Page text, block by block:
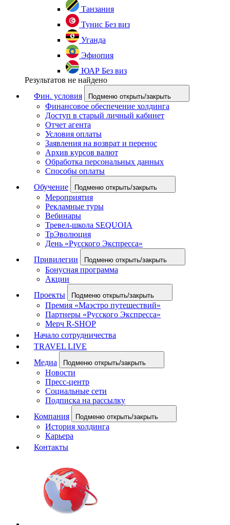
Танзания
Тунис Без виз
Уганда
Эфиопия
ЮАР Без виз
Результатов не найдено
Фин. условия
Подменю открыть/закрыть
Финансовое обеспечение холдинга
Доступ в старый личный кабинет
Отчет агента
Условия оплаты
Заявления на возврат и перенос
Архив курсов валют
Обработка персональных данных
Способы оплаты
Обучение
Подменю открыть/закрыть
Мероприятия
Рекламные туры
Вебинары
Тревел-школа SEQUOIA
ТрЭволюция
День «Русского Экспресса»
Привилегии
Подменю открыть/закрыть
Бонусная программа
Акции
Проекты
Подменю открыть/закрыть
Премия «Маэстро путешествий»
Партнеры «Русского Экспресса»
Мерч R-SHOP
Начало сотрудничества
TRAVEL LIVE
Медиа
Подменю открыть/закрыть
Новости
Пресс-центр
Социальные сети
Подписка на рассылку
Компания
Подменю открыть/закрыть
История холдинга
Карьера
Контакты